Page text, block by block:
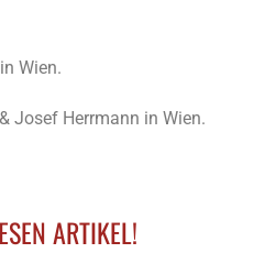
Wien.
Josef Herrmann in Wien.
ARTIKEL!